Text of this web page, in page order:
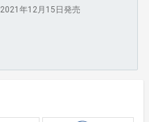
2021年12月15日発売